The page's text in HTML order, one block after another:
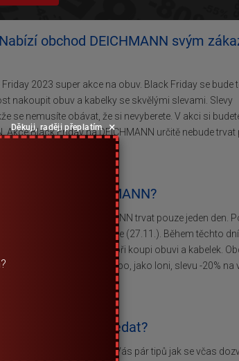
obchod DEICHMANN svým
2023 super akce na obuv. Black Friday se bude
nakoupit obuv a kabelky se skvělými slevami. Slevy
se nemusíte obávat, že si nevyberete. V akci si
Black Friday na DEICHMANN určitě nebude trvat
na DEICHMANN?
a výprodeje na DEICHMANN trvat pouze jeden den.
pátku (25.11.) Do neděle (27.11.). Během těchto
a ušetřit tak své peníze při koupi obuvi a kabelek.
slevového kódu nebo, jako loni, slevu -20% na
pozor? A co hledat?
Proto tu máme pro Vás pár tipů jak se včas
Děkuji, raději přeplatím ×
?